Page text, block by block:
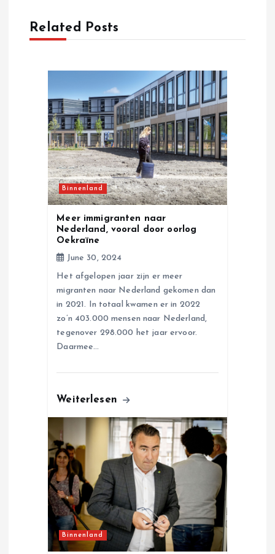
vRelated Posts
Binnenland
Meer immigranten naar
Nederland, vooral door oorlog
Oekraïne
June 30, 2024
Het afgelopen jaar zijn er meer
migranten naar Nederland gekomen dan
in 2021. In totaal kwamen er in 2022
zo’n 403.000 mensen naar Nederland,
tegenover 298.000 het jaar ervoor.
Daarmee…
Weiterlesen
Binnenland